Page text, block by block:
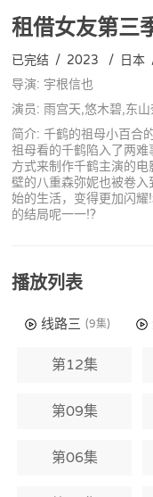
租借女友第三
已完结 / 2023 / 日本
导演: 宇根信也
演员: 雨宫天,悠木碧,东
简介: 千鹤的祖母小百合
祖母看的千鹤陷入了两难
方式来制作千鹤主演的
壁的八重森弥妮也被卷
始的生活，变得更加闪
的结局呢一一!?
播放列表
线路三 (9集)
第12集
第09集
第06集